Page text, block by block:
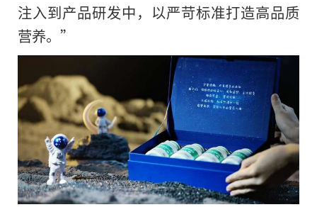
注入到产品研发中，以严苛标准打造高品质
营养。”